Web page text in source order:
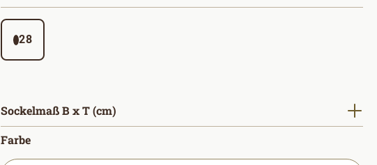
28
Sockelmaß B x T (cm)
Farbeauswählen